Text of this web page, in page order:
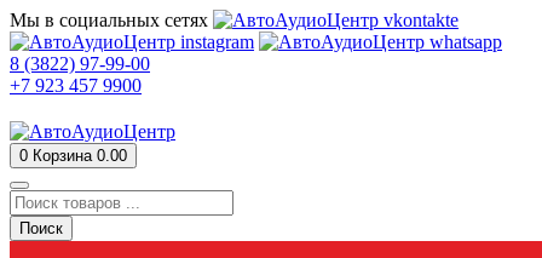
Мы в социальных сетях
8 (3822) 97-99-00
+7 923 457 9900
0 Корзина 0.00
Поиск